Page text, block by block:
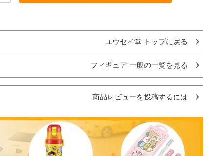
ユウセイ堂 トップに戻る
フィギュア 一般の一覧を見る
商品レビューを投稿するには